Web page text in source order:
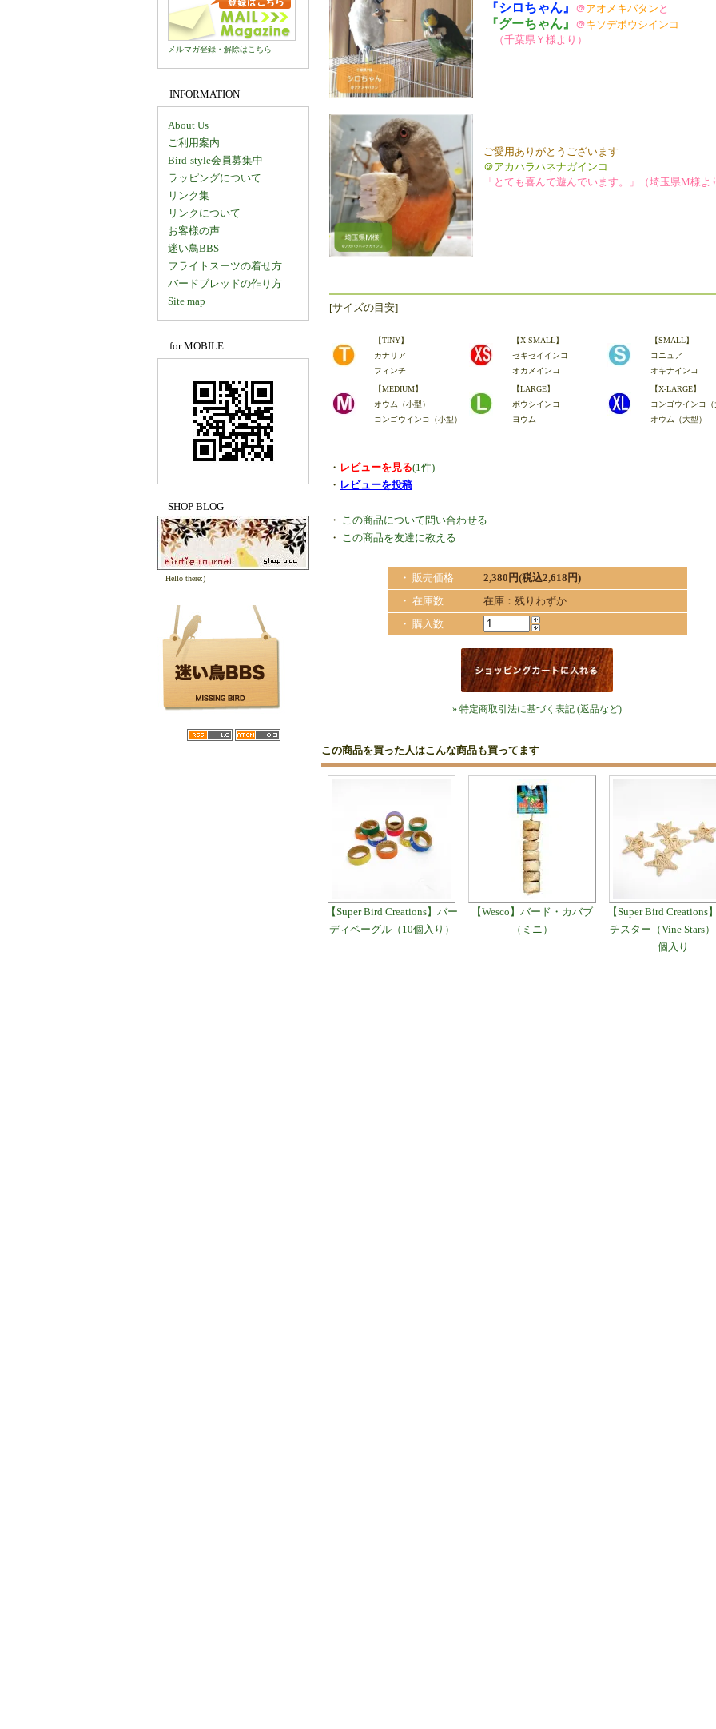
メルマガ登録・解除はこちら
INFORMATION
About Us
ご利用案内
Bird-style会員募集中
ラッピングについて
リンク集
リンクについて
お客様の声
迷い鳥BBS
フライトスーツの着せ方
バードブレッドの作り方
Site map
for MOBILE
SHOP BLOG
Hello there:)
『シロちゃん』 ＠アオメキバタン と
『グーちゃん』 ＠キソデボウシインコ
（千葉県Ｙ様より）
ご愛用ありがとうございます
＠アカハラハネナガインコ
「とても喜んで遊んでいます。」（埼玉県M様よ
[サイズの目安]
【TINY】
カナリア
フィンチ
【X-SMALL】
セキセイインコ
オカメインコ
【SMALL】
コニュア
オキナインコ
【MEDIUM】
オウム（小型）
コンゴウインコ（小型）
【LARGE】
ボウシインコ
ヨウム
【X-LARGE】
コンゴウインコ
オウム（大型）
・ レビューを見る(1件)
・ レビューを投稿
・ この商品について問い合わせる
・ この商品を友達に教える
・ 販売価格
2,380円(税込2,618円)
・ 在庫数
在庫：残りわずか
・ 購入数
» 特定商取引法に基づく表記 (返品など)
この商品を買った人はこんな商品も買ってます
【Super Bird Creations】バー
ディベーグル（10個入り）
【Wesco】バード・カバブ
（ミニ）
【Super Bird Creations
チスター（Vine Stars
個入り